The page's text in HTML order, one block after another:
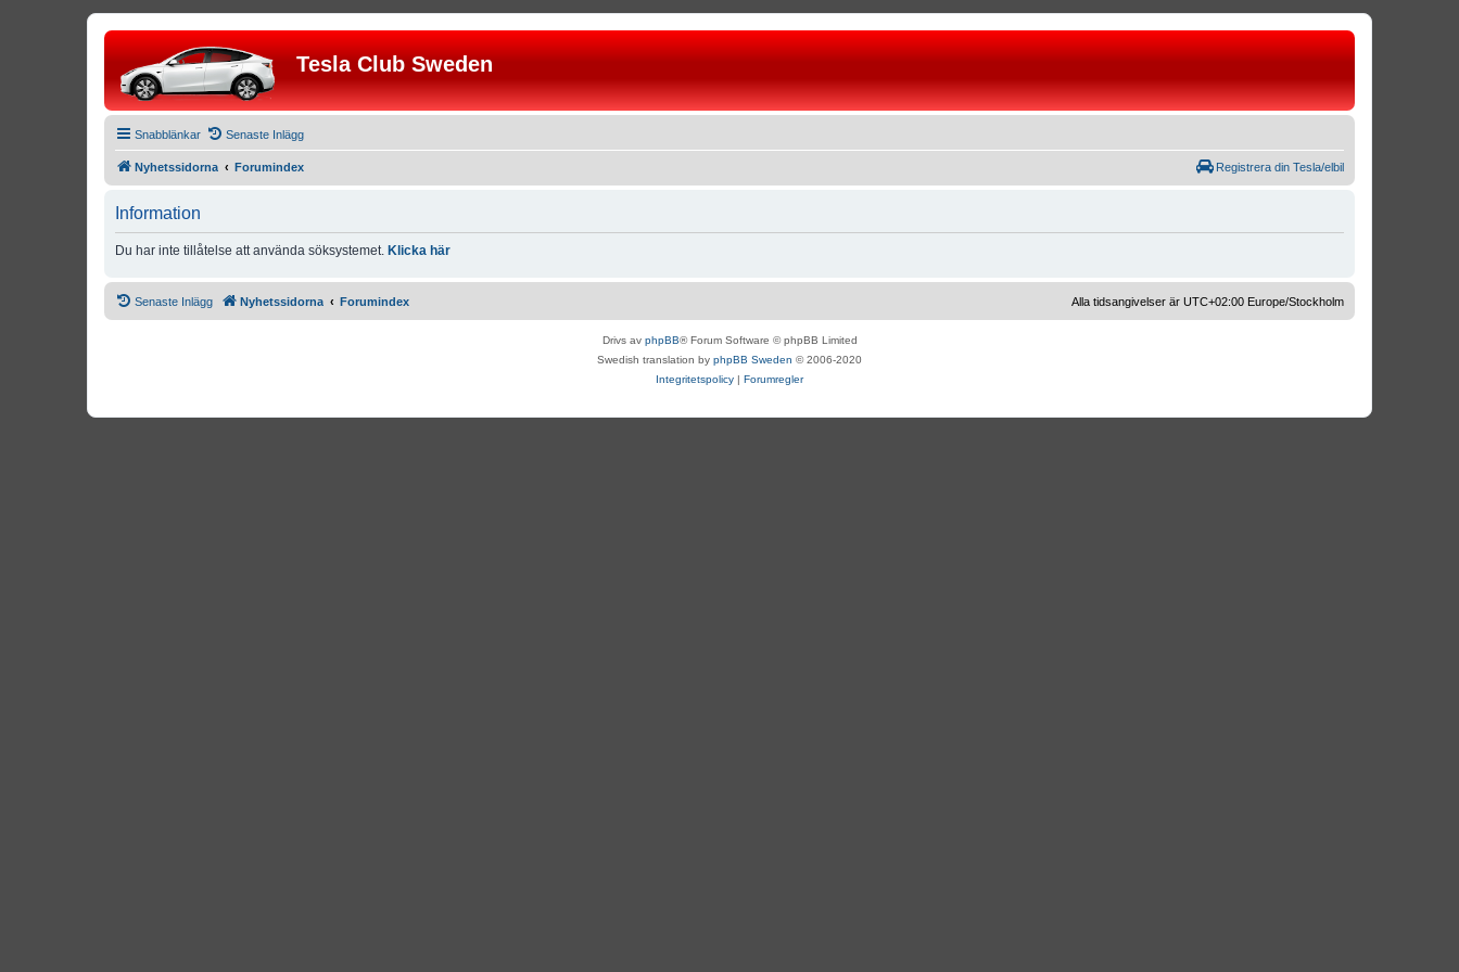
Tesla Club Sweden
Snabblänkar Senaste Inlägg
Nyhetssidorna Forumindex Registrera din Tesla/elbil
Information
Du har inte tillåtelse att använda söksystemet. Klicka här
Senaste Inlägg Nyhetssidorna Forumindex Alla tidsangivelser är UTC+02:00 Europe/Stockholm
Drivs av phpBB® Forum Software © phpBB Limited
Swedish translation by phpBB Sweden © 2006-2020
Integritetspolicy | Forumregler